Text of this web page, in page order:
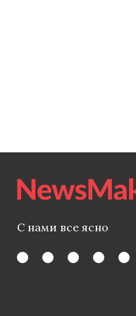
С нами все ясно